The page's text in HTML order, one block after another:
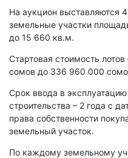
На аукцион выставляются
земельные участки
до 15 660 кв.м.
Стартовая стоимость
сомов до 336 960 000
Срок ввода в эксплуатацию
строительства – 2 года с
права собственности
земельный участок.
По каждому земельному